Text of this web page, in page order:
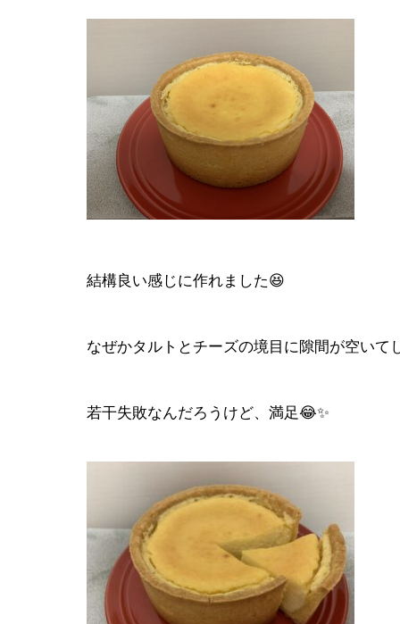
結構良い感じに作れました😆
なぜかタルトとチーズの境目に隙間が空いて
若干失敗なんだろうけど、満足😂✨